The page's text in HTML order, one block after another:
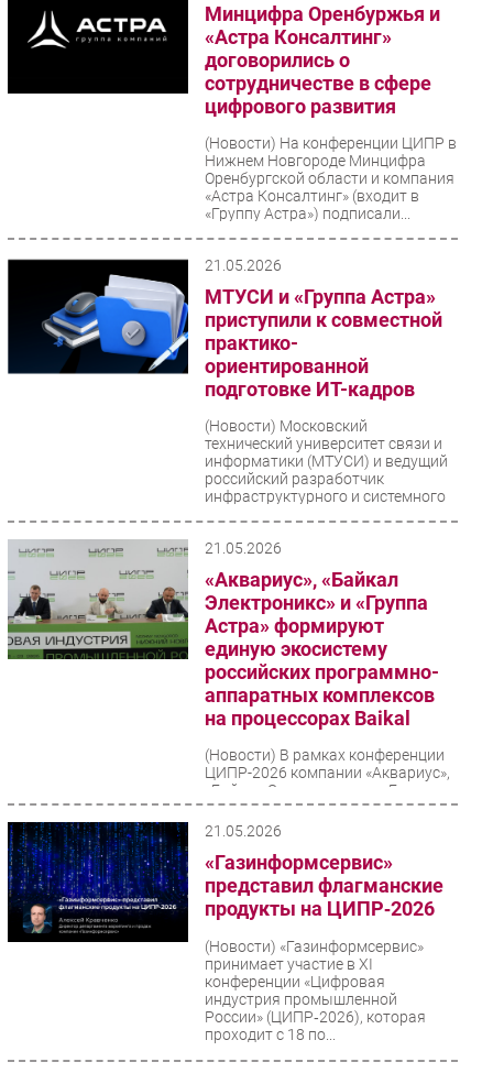
Минцифра Оренбуржья и
«Астра Консалтинг»
договорились о
сотрудничестве в сфере
цифрового развития
(Новости) На конференции ЦИПР в
Нижнем Новгороде Минцифра
Оренбургской области и компания
«Астра Консалтинг» (входит в
«Группу Астра») подписали...
21.05.2026
МТУСИ и «Группа Астра»
приступили к совместной
практико-
ориентированной
подготовке ИТ-кадров
(Новости) Московский
технический университет связи и
информатики (МТУСИ) и ведущий
российский разработчик
инфраструктурного и системного
21.05.2026
«Аквариус», «Байкал
Электроникс» и «Группа
Астра» формируют
единую экосистему
российских программно-
аппаратных комплексов
на процессорах Baikal
(Новости) В рамках конференции
ЦИПР-2026 компании «Аквариус»,
«Байкал Электроникс» и «Группа
Астра» объявили о намерении
совместно создавать...
21.05.2026
«Газинформсервис»
представил флагманские
продукты на ЦИПР‑2026
(Новости) «Газинформсервис»
принимает участие в XI
конференции «Цифровая
индустрия промышленной
России» (ЦИПР‑2026), которая
проходит с 18 по...